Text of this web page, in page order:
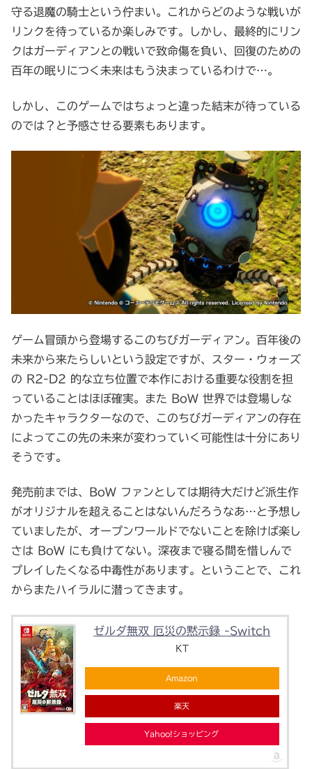
守る退魔の騎士という佇まい。これからどのような戦いが
リンクを待っているか楽しみです。しかし、最終的にリン
クはガーディアンとの戦いで致命傷を負い、回復のための
百年の眠りにつく未来はもう決まっているわけで…。
しかし、このゲームではちょっと違った結末が待っている
のでは？と予感させる要素もあります。
ゲーム冒頭から登場するこのちびガーディアン。百年後の
未来から来たらしいという設定ですが、スター・ウォーズ
の R2-D2 的な立ち位置で本作における重要な役割を担
っていることはほぼ確実。また BoW 世界では登場しな
かったキャラクターなので、このちびガーディアンの存在
によってこの先の未来が変わっていく可能性は十分にあり
そうです。
発売前までは、BoW ファンとしては期待大だけど派生作
がオリジナルを超えることはないんだろうなあ…と予想し
ていましたが、オープンワールドでないことを除けば楽し
さは BoW にも負けてない。深夜まで寝る間を惜しんで
プレイしたくなる中毒性があります。ということで、これ
からまたハイラルに潜ってきます。
ゼルダ無双 厄災の黙示録 -Switch
KT
Amazon
楽天
Yahoo!ショッピング